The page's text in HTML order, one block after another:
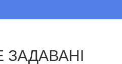
ЗАДАВАНІ